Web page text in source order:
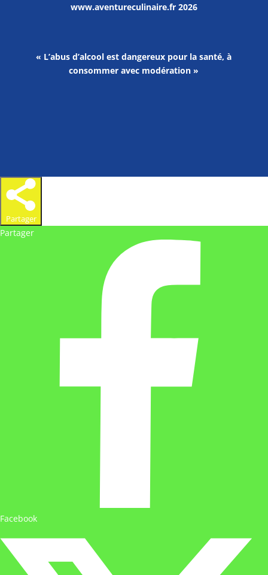
www.aventureculinaire.fr2026
« L’abus d’alcool est dangereux pour la santé, à
consommer avec modération »
Partager
Partager
Facebook